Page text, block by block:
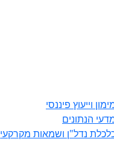
וייעוץ פיננסי
הנתונים
נדל"ן ושמאות